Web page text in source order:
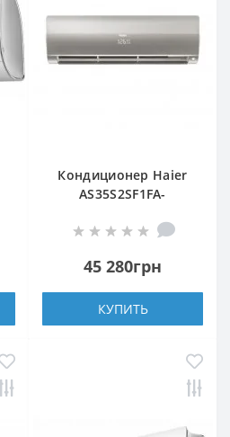
Кондиционер Haier
AS35S2SF1FA-
45 280грн
КУПИТЬ